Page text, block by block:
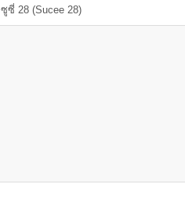
ซูซี่ 28 (Sucee 28)